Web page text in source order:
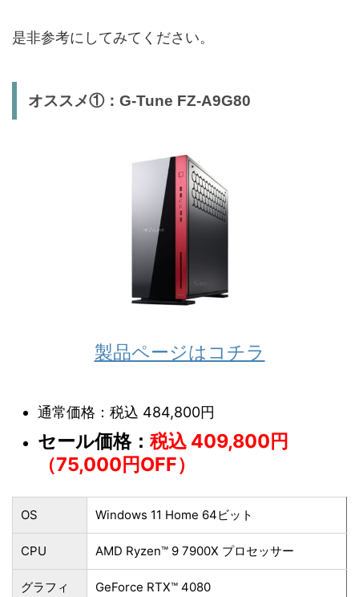
是非参考にしてみてください。
オススメ①：G-Tune FZ-A9G80
製品ページはコチラ
通常価格：税込 484,800円
セール価格： 税込 409,800円
（75,000円OFF）
OS Windows 11 Home 64ビット
CPU AMD Ryzen™ 9 7900X プロセッサー
グラフィ
GeForce RTX™ 4080